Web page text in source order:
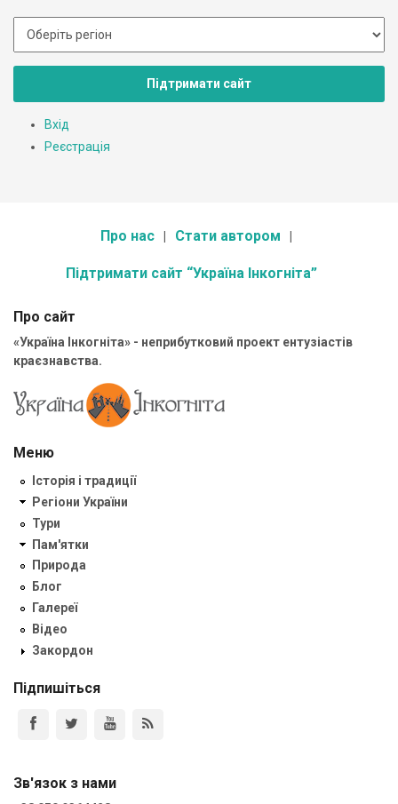
Підтримати сайт
Вхід
Реєстрація
Про нас Стати автором
Підтримати сайт “Україна Інкогніта”
Про сайт
«Україна Інкогніта» - неприбутковий проект ентузіастів
краєзнавства.
Меню
Історія і традиції
Регіони України
Тури
Пам'ятки
Природа
Блог
Галереї
Відео
Закордон
Підпишіться
Зв'язок з нами